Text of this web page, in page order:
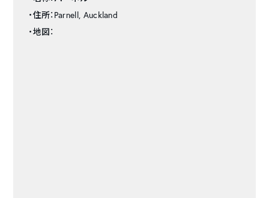
・住所：Parnell, Auckland
・地図：